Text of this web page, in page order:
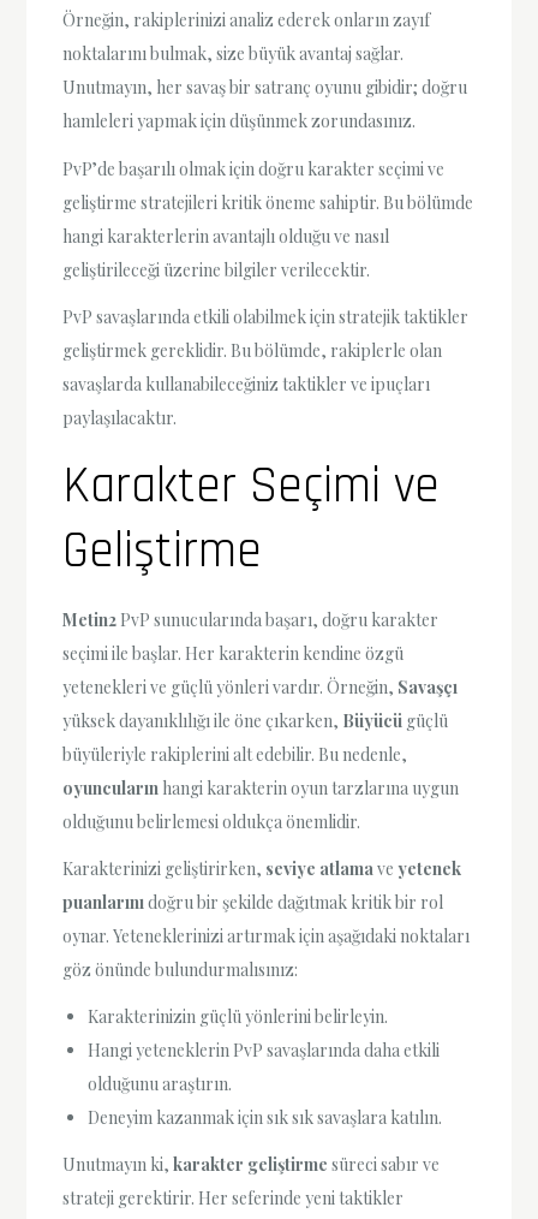
Örneğin, rakiplerinizi analiz ederek onların zayıf
noktalarını bulmak, size büyük avantaj sağlar.
Unutmayın, her savaş bir satranç oyunu gibidir; doğru
hamleleri yapmak için düşünmek zorundasınız.
PvP’de başarılı olmak için doğru karakter seçimi ve
geliştirme stratejileri kritik öneme sahiptir. Bu bölümde
hangi karakterlerin avantajlı olduğu ve nasıl
geliştirileceği üzerine bilgiler verilecektir.
PvP savaşlarında etkili olabilmek için stratejik taktikler
geliştirmek gereklidir. Bu bölümde, rakiplerle olan
savaşlarda kullanabileceğiniz taktikler ve ipuçları
paylaşılacaktır.
Karakter Seçimi ve
Geliştirme
Metin2 PvP sunucularında başarı, doğru karakter
seçimi ile başlar. Her karakterin kendine özgü
yetenekleri ve güçlü yönleri vardır. Örneğin, Savaşçı
yüksek dayanıklılığı ile öne çıkarken, Büyücü güçlü
büyüleriyle rakiplerini alt edebilir. Bu nedenle,
oyuncuların hangi karakterin oyun tarzlarına uygun
olduğunu belirlemesi oldukça önemlidir.
Karakterinizi geliştirirken, seviye atlamaveyetenek
puanlarınıdoğru bir şekilde dağıtmak kritik bir rol
oynar. Yeteneklerinizi artırmak için aşağıdaki noktaları
göz önünde bulundurmalısınız:
Karakterinizin güçlü yönlerini belirleyin.
Hangi yeteneklerin PvP savaşlarında daha etkili
olduğunu araştırın.
Deneyim kazanmak için sık sık savaşlara katılın.
Unutmayın ki,karakter geliştirme süreci sabır ve
strateji gerektirir. Her seferinde yeni taktikler